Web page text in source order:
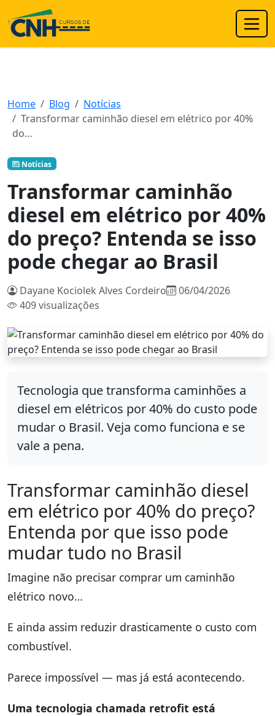
Home Blog
Notícias
Transformar caminhão diesel em elétrico por 40%
do…
Notícias
Transformar caminhão
diesel em elétrico por 40%
do preço? Entenda se isso
pode chegar ao Brasil
Dayane Kociolek Alves Cordeiro
06/04/2026
409 visualizações
Tecnologia que transforma caminhões a
diesel em elétricos por 40% do custo pode
mudar o Brasil. Veja como funciona e se
vale a pena.
Transformar caminhão diesel
em elétrico por 40% do preço?
Entenda por que isso pode
mudar tudo no Brasil
Imagine não precisar comprar um caminhão
elétrico novo…
E ainda assim reduzir drasticamente o custo com
combustível.
Parece impossível — mas já está acontecendo.
Uma tecnologia chamada retrofit está